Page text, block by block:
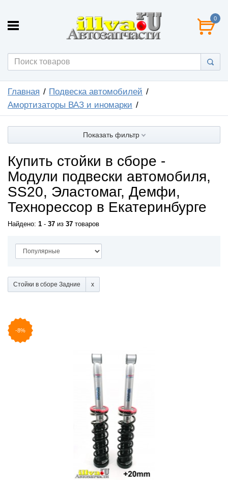
0
Главная
Подвеска автомобилей
Амортизаторы ВАЗ и иномарки
Показать фильтр
Купить стойки в сборе -
Модули подвески автомобиля,
SS20, Эластомаг, Демфи,
Технорессор в Екатеринбурге
Найдено: 1 - 37 из 37 товаров
Стойки в сборе Задние
-8%